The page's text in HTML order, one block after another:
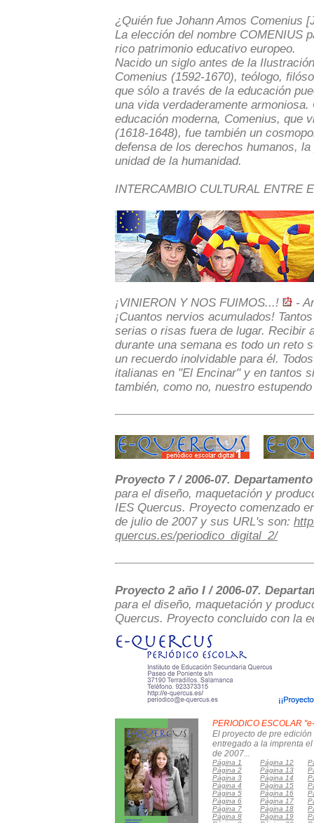
¿Quién fue Johann Amos Comenius
La elección del nombre COMENIUS
rico patrimonio educativo europeo.
Nacido un siglo antes de la
Comenius (1592-1670), teólogo,
que sólo a través de la educación
una vida verdaderamente
educación moderna, Comenius, que
(1618-1648), fue también un
defensa de los derechos humanos,
unidad de la humanidad.
INTERCAMBIO CULTURAL ENTRE
¡VINIERON Y NOS FUIMOS...!
-
¡Cuantos nervios acumulados!
serias o risas fuera de lugar. Recibir
durante una semana es todo un reto
un recuerdo inolvidable para él.
italianas en "El Encinar" y en tantos
también, como no, nuestro
Proyecto 7 / 2006-07.
para el diseño, maquetación y
IES Quercus. Proyecto comenzado
de julio de 2007 y sus URL's son:
quercus.es/periodico_digital_2/
Proyecto 2 año I / 2006-07.
para el diseño, maquetación y
Quercus. Proyecto concluido con la
PERIODICO ESCOLAR
El proyecto de pre
entregado a la imprenta
de 2007...
Página 1 Página 12
Página 2
Página 13
Página 3
Página 14
Página 4
Página 15
Página 5
Página 16
Página 6
Página 17
Página 7
Página 18
Página 8
Página 19